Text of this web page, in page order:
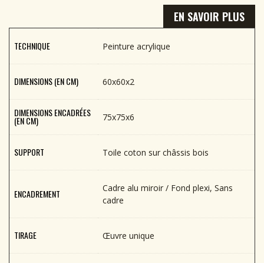
EN SAVOIR PLUS
TECHNIQUE Peinture acrylique
DIMENSIONS (EN CM) 60x60x2
DIMENSIONS ENCADRÉES
(EN CM) 75x75x6
SUPPORT Toile coton sur châssis bois
ENCADREMENT
Cadre alu miroir / Fond plexi, Sans
cadre
TIRAGE Œuvre unique